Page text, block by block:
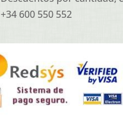
+34 600 550 552